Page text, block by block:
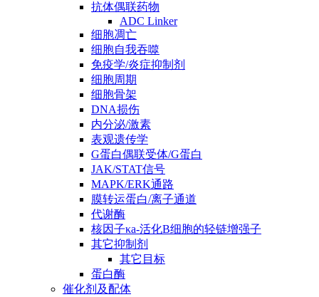
抗体偶联药物
ADC Linker
细胞凋亡
细胞自我吞噬
免疫学/炎症抑制剂
细胞周期
细胞骨架
DNA损伤
内分泌/激素
表观遗传学
G蛋白偶联受体/G蛋白
JAK/STAT信号
MAPK/ERK通路
膜转运蛋白/离子通道
代谢酶
核因子κa-活化B细胞的轻链增强子
其它抑制剂
其它目标
蛋白酶
催化剂及配体